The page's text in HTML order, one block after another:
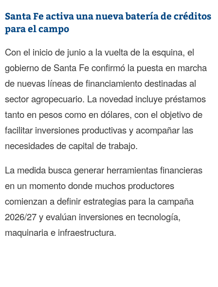
Santa Fe activa una nueva batería de créditos
para el campo
Con el inicio de junio a la vuelta de la esquina, el
gobierno de Santa Fe confirmó la puesta en marcha
de nuevas líneas de financiamiento destinadas al
sector agropecuario. La novedad incluye préstamos
tanto en pesos como en dólares, con el objetivo de
facilitar inversiones productivas y acompañar las
necesidades de capital de trabajo.
La medida busca generar herramientas financieras
en un momento donde muchos productores
comienzan a definir estrategias para la campaña
2026/27 y evalúan inversiones en tecnología,
maquinaria e infraestructura.